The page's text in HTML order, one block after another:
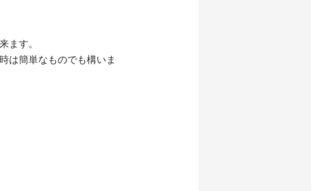
ます。
は簡単なものでも構いま